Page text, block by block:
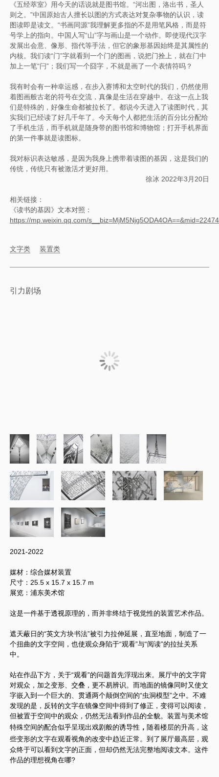
《五经萃室》用今天的话说就是图书馆。“河出图，洛出书，圣人
则之。”中国原始古人擅长以图的方式表达对复杂事物的认识，读
图读即是读文。“书画同源”我理解更多指的不是用笔风格，而是符
号学上的指向。中国人写“山”字与画山是一个动作。即使现代汉字
发展出会意、像形、指代等手法，但它的象形基因始终是其属性的
内核。我们读“门”字就看到一个门的图画，说把门拴上，就在门中
加上一笔“闩”；我们写一个囧字，不就是画了一个表情符吗？
我有时会有一种幸运感，在步入赛博和太空时代的我们，仍然使用
着图画般古老的符号在交流，真像是生活在穿越中。在这一点上我
们是特殊的，好像生命都被拉长了。都说今天进入了读图时代，其
实我们已经读了好几千年了。今天每个人都把生活的百分比分配给
了手机生活，而手机就是随身带的图书馆和博物馆；打开手机界面
的第一件事就是读图标。
我对标识表达敏感，是因为我身上携带着读图的基因，这是我们的
传统，传统只有被激活才更好用。
徐冰 2022年3月20日
相关链接：
《读书的基因》文本对照：
https://mp.weixin.qq.com/
文字类 装置类
引力剧场
2021-2022
媒材：综合媒材装置
尺寸：25.5 x 15.7 x 15.7 m
展览：浦东美术馆
这是一件基于透视原理的，而并非终结于视觉性的装置艺术作品。
遮天蔽日的“英文方块书法”被引力拉伸延展，直至地面，制造了一
个扭曲的文字空间，也使观众身陷于“观看”与“阅读”的拉扯关系
中。
站在作品下方，关于“观看”的问题首先浮现出来。展厅中的文字背
对观众，加之变形、交叠，更不易辨识。而地面的镜像同时又使文
字嵌入到一个巨大的、贯通两个颠倒空间的“虫洞模型”之中。不难
发现的是，反转的文字在镜像空间中得到了修正，变得可以阅读，
但被置于空间中的观众，仍然无法看到作品的全貌。装置与美术馆
特殊空间的配合似乎呈现出戏剧般的诱导性 ， 随着楼层的升高， 这
些变形的文字在观看视角的改变中趋近正常。到了展厅最高层，观
众终于可以看到文字的正面，但却仍然无法完整地阅读文本。这件
作品的理想视角在哪?